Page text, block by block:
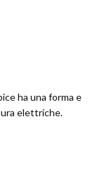
ha una forma e
elettriche.